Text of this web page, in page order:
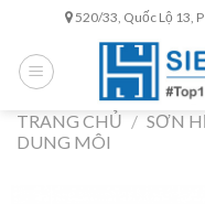
content
520/33, Quốc Lộ 13,
TRANG CHỦ / SƠN
DUNG MÔI